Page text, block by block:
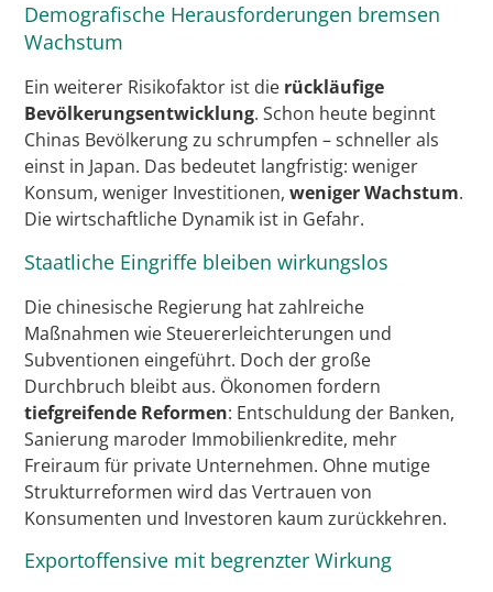
Demografische Herausforderungen bremsen
Wachstum
Ein weiterer Risikofaktor ist die rückläufige
Bevölkerungsentwicklung. Schon heute beginnt
Chinas Bevölkerung zu schrumpfen – schneller als
einst in Japan. Das bedeutet langfristig: weniger
Konsum, weniger Investitionen,weniger Wachstum.
Die wirtschaftliche Dynamik ist in Gefahr.
Staatliche Eingriffe bleiben wirkungslos
Die chinesische Regierung hat zahlreiche
Maßnahmen wie Steuererleichterungen und
Subventionen eingeführt. Doch der große
Durchbruch bleibt aus. Ökonomen fordern
tiefgreifende Reformen: Entschuldung der Banken,
Sanierung maroder Immobilienkredite, mehr
Freiraum für private Unternehmen. Ohne mutige
Strukturreformen wird das Vertrauen von
Konsumenten und Investoren kaum zurückkehren.
Exportoffensive mit begrenzter Wirkung